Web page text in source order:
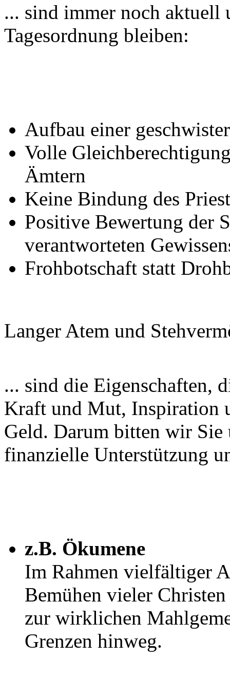
... sind immer noch aktuell
Tagesordnung bleiben:
Aufbau einer
Volle
Ämtern
Keine Bindung des
Positive Bewertung der
verantworteten
Frohbotschaft statt
Langer Atem und
... sind die Eigenschaften,
Kraft und Mut, Inspiration
Geld. Darum bitten wir
finanzielle Unterstützung
z.B. Ökumene
Im Rahmen vielfältiger
Bemühen vieler
zur wirklichen
Grenzen hinweg.